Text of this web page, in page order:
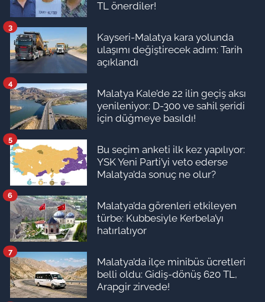
TL önerdiler!
Kayseri-Malatya kara yolunda
ulaşımı değiştirecek adım: Tarih
açıklandı
3
Malatya Kale’de 22 ilin geçiş aksı
yenileniyor: D-300 ve sahil şeridi
için düğmeye basıldı!
4
Bu seçim anketi ilk kez yapılıyor:
YSK Yeni Parti’yi veto ederse
Malatya’da sonuç ne olur?
5
Malatya’da görenleri etkileyen
türbe: Kubbesiyle Kerbela’yı
hatırlatıyor
6
Malatya’da ilçe minibüs ücretleri
belli oldu: Gidiş-dönüş 620 TL,
Arapgir zirvede!
7